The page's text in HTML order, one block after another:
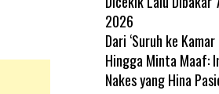
2026
Dari ‘Suruh ke Kamar
Hingga Minta Maaf:
Nakes yang Hina